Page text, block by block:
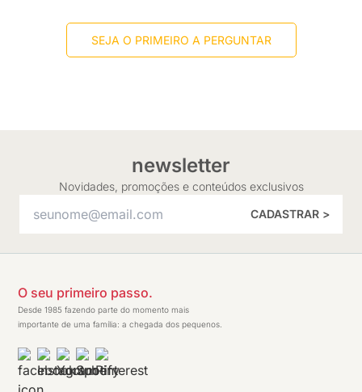
SEJA O PRIMEIRO A PERGUNTAR
newsletter
Novidades, promoções e conteúdos exclusivos
CADASTRAR >
O seu primeiro passo.
Desde 1985 fazendo parte do momento mais
importante de uma família: a chegada dos pequenos.